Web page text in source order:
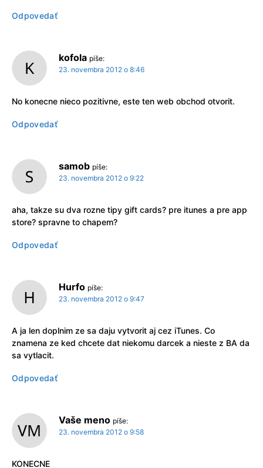
Odpovedať
kofola píše:
23. novembra 2012 o 8:46
No konecne nieco pozitivne, este ten web obchod otvorit.
Odpovedať
samob píše:
23. novembra 2012 o 9:22
aha, takze su dva rozne tipy gift cards? pre itunes a pre app
store? spravne to chapem?
Odpovedať
Hurfo píše:
23. novembra 2012 o 9:47
A ja len doplnim ze sa daju vytvorit aj cez iTunes. Co
znamena ze ked chcete dat niekomu darcek a nieste z BA da
sa vytlacit.
Odpovedať
Vaše meno píše:
23. novembra 2012 o 9:58
KONECNE